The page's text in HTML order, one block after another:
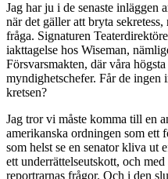
Jag har ju i de senaste inläggen
när det gäller att bryta
fråga. Signaturen
iakttagelse hos Wiseman,
Försvarsmakten, där våra
myndighetschefer. Får de
kretsen?
Jag tror vi måste komma till en
amerikanska ordningen som ett
som helst se en senator kliva ut
ett underrättelseutskott, och
reportrarnas frågor. Och i den